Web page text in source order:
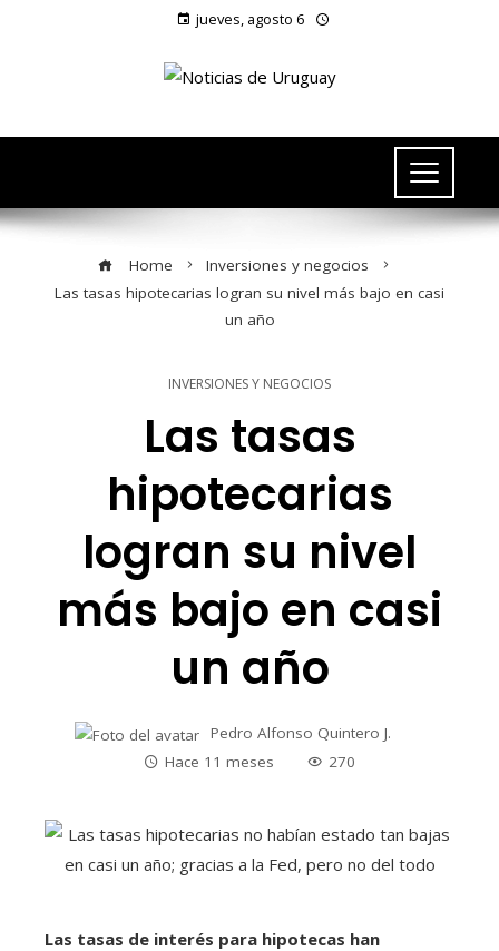
jueves, agosto 6
Home
Inversiones y negocios
Las tasas hipotecarias logran su nivel más bajo en casi
un año
INVERSIONES Y NEGOCIOS
Las tasas
hipotecarias
logran su nivel
más bajo en casi
un año
Pedro Alfonso Quintero J.
Hace 11 meses
270
Las tasas de interés para hipotecas han